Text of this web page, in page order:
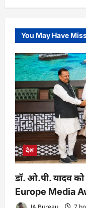
You May Have
देश
डॉ. ओ.पी. यादव को
Europe Media